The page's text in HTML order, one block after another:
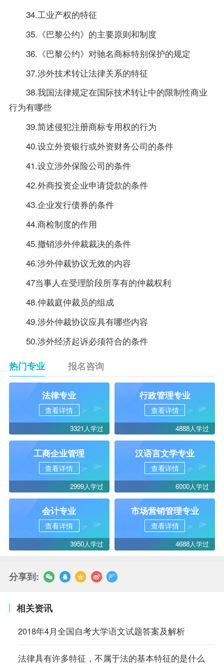
34.工业产权的特征
35.《巴黎公约》的主要原则和制度
36.《巴黎公约》对驰名商标特别保护的规定
37.涉外技术转让法律关系的特征
38.我国法律规定在国际技术转让中的限制性商业
行为有哪些
39.简述侵犯注册商标专用权的行为
40.设立外资银行或外资财务公司的条件
41.设立涉外保险公司的条件
42.外商投资企业申请贷款的条件
43.企业发行债券的条件
44.商检制度的作用
45.撤销涉外仲裁裁决的条件
46.涉外仲裁协议无效的内容
47当事人在受理阶段所享有的仲裁权利
48.仲裁庭仲裁员的组成
49.涉外仲裁协议应具有哪些内容
50.涉外经济起诉必须符合的条件
热门专业 报名咨询
法律专业
查看详情
3321人学过
行政管理专业
查看详情
4888人学过
工商企业管理
查看详情
2999人学过
汉语言文学专业
查看详情
6000人学过
会计专业
查看详情
3950人学过
市场营销管理专业
查看详情
4688人学过
分享到:
相关资讯
2018年4月全国自考大学语文试题答案及解析
法律具有许多特征，不属于法的基本特征的是什么